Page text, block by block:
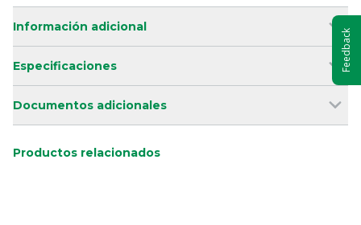
Información adicional
Especificaciones
Documentos adicionales
Productos relacionados
Feedback